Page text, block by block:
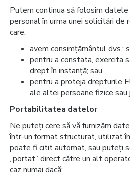
Putem continua să folosim datele
personal în urma unei solicitări de
care:
avem consimțământul dvs.;
pentru a constata, exercita
drept în instanță; sau
pentru a proteja drepturile
ale altei persoane fizice sau
Portabilitatea datelor
Ne puteți cere să vă furnizăm
într-un format structurat, utilizat
poate fi citit automat, sau puteți
„portat” direct către un alt
caz numai dacă: